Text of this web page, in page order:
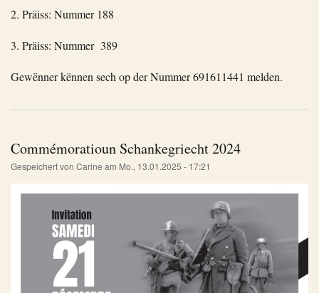
2. Präiss: Nummer 188
3. Präiss: Nummer 389
Gewënner kënnen sech op der Nummer 691611441 melden.
Commémoratioun Schankegriecht 2024
Gespeichert von Carine am Mo., 13.01.2025 - 17:21